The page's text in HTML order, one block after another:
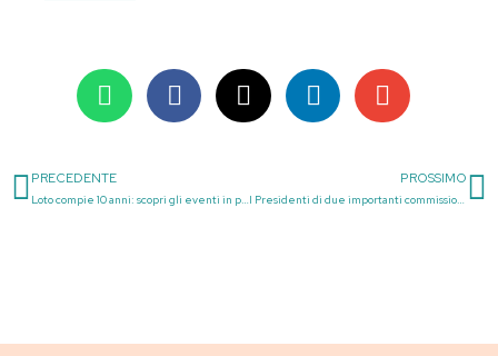
Precedente
PRECEDENTE
Loto compie 10 anni: scopri gli eventi in programma
PROSSIMO
I Presidenti di due importanti commissioni consiliari in visita da Loto